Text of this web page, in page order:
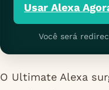
Usar Alexa
Você será
O Ultimate Alexa